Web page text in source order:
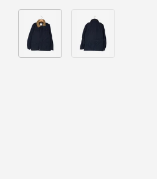
Bild 1 in Galerieansicht laden